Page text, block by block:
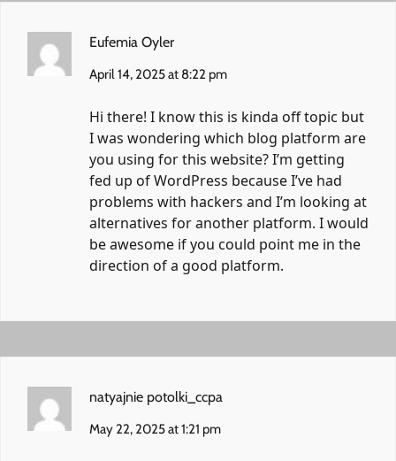
Eufemia Oyler
April 14, 2025 at 8:22 pm
Hi there! I know this is kinda off topic but
I was wondering which blog platform are
you using for this website? I’m getting
fed up of WordPress because I’ve had
problems with hackers and I’m looking at
alternatives for another platform. I would
be awesome if you could point me in the
direction of a good platform.
natyajnie potolki_ccpa
May 22, 2025 at 1:21 pm